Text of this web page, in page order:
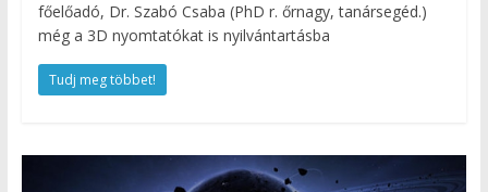
főelőadó, Dr. Szabó Csaba (PhD r. őrnagy, tanársegéd.)
még a 3D nyomtatókat is nyilvántartásba
Tudj meg többet!